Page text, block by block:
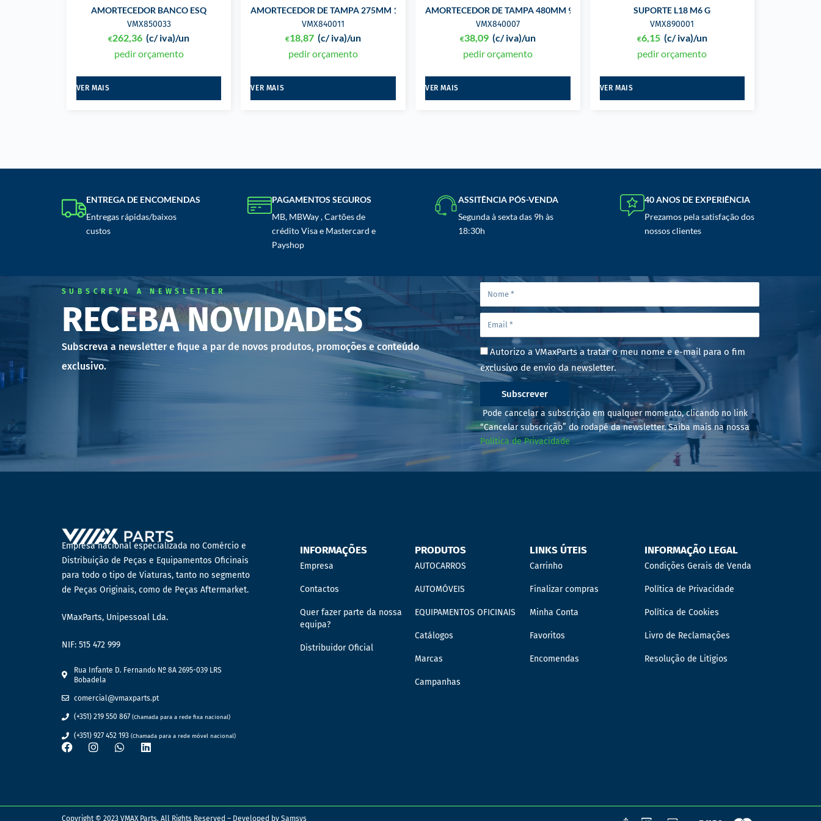
AMORTECEDOR BANCO ESQ
VMX850033
€262,36 (c/ iva)/un
pedir orçamento
VER MAIS
AMORTECEDOR DE TAMPA 275MM 100N 8/18 M6
VMX840011
€18,87 (c/ iva)/un
pedir orçamento
VER MAIS
AMORTECEDOR DE TAMPA 480MM 900N 10/22 M8
VMX840007
€38,09 (c/ iva)/un
pedir orçamento
VER MAIS
SUPORTE L18 M6 G
VMX890001
€6,15 (c/ iva)/un
pedir orçamento
VER MAIS
ENTREGA DE ENCOMENDAS
Entregas rápidas/baixos
custos
PAGAMENTOS SEGUROS
MB, MBWay , Cartões de
crédito Visa e Mastercard e
Payshop
ASSITÊNCIA PÓS-VENDA
Segunda à sexta das 9h às
18:30h
40 ANOS DE EXPERIÊNCIA
Prezamos pela satisfação dos
nossos clientes
SUBSCREVA A NEWSLETTER
RECEBA NOVIDADES
Subscreva a newsletter e fique a par de novos produtos, promoções e conteúdo
exclusivo.
Autorizo a VMaxParts a tratar o meu nome e e-mail para o fim
exclusivo de envio da newsletter.
Subscrever
Pode cancelar a subscrição em qualquer momento, clicando no link
“Cancelar subscrição” do rodapé da newsletter. Saiba mais na nossa
Política de Privacidade
Empresa nacional especializada no Comércio e
Distribuição de Peças e Equipamentos Oficinais
para todo o tipo de Viaturas, tanto no segmento
de Peças Originais, como de Peças Aftermarket.
VMaxParts, Unipessoal Lda.
NIF: 515 472 999
Rua Infante D. Fernando Nº 8A 2695-039 LRS
Bobadela
comercial@vmaxparts.pt
(+351) 219 550 867 (Chamada para a rede fixa nacional)
(+351) 927 452 193 (Chamada para a rede móvel nacional)
INFORMAÇÕES
Empresa
Contactos
Quer fazer parte da nossa
equipa?
Distribuidor Oficial
PRODUTOS
AUTOCARROS
AUTOMÓVEIS
EQUIPAMENTOS OFICINAIS
Catálogos
Marcas
Campanhas
LINKS ÚTEIS
Carrinho
Finalizar compras
Minha Conta
Favoritos
Encomendas
INFORMAÇÃO LEGAL
Condições Gerais de Venda
Política de Privacidade
Política de Cookies
Livro de Reclamações
Resolução de Litígios
Copyright © 2023 VMAX Parts. All Rights Reserved – Developed by Samsys